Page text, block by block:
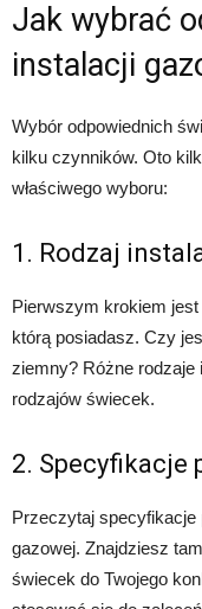
Jak wybrać
instalacji
Wybór odpowiednich
kilku czynników. Oto
właściwego wyboru:
1. Rodzaj
Pierwszym krokiem
którą posiadasz. Czy
ziemny? Różne
rodzajów świecek.
2. Specyfikacje
Przeczytaj specyfikacje
gazowej. Znajdziesz
świecek do Twojego